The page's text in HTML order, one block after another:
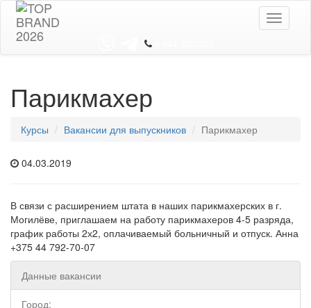
Toggle
Парикмахер
Курсы Вакансии для выпускников Парикмахер
04.03.2019
В связи с расширением штата в наших парикмахерских в г.
Могилёве, приглашаем на работу парикмахеров 4-5 разряда,
график работы 2х2, оплачиваемый больничный и отпуск. Анна
+375 44 792-70-07
Данные вакансии
Город: